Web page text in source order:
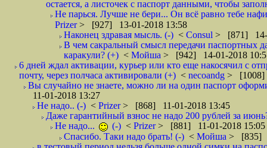
остается, а листочек с паспорт данными, чтобы
Не парься. Лучше не бери... Он всё равно тебе
Prizer> [927] 13-01-2018 13:58
Наконец здравая мысль. (-) < Consul > [871] 14-
В чем сакральный смысл передачи паспортных
каракули? (+) < Мойша > [942] 14-01-2018
6 дней ждал активации, курьер или кто еще накосячил с
почту, через полчаса активировали (+) < necoandg > [1008]
Вы случайно не знаете, можно ли на один паспорт
11-01-2018 13:27
Не надо.. (-) < Prizer> [868] 11-01-2018 13:45
Даже гарантийный взнос не надо 200 рублей за
Не надо...
(-) < Prizer> [881] 11-01-2018 15:05
Спасибо. Таки надо брать! (-) < Мойша > [835]